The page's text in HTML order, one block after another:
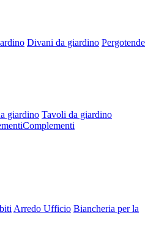
Divani da giardino Pergotende
giardino Tavoli da giardino
Complementi
Arredo Ufficio Biancheria per la